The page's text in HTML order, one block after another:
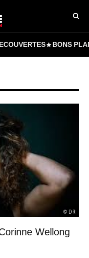
BONS
© DR
Wellong